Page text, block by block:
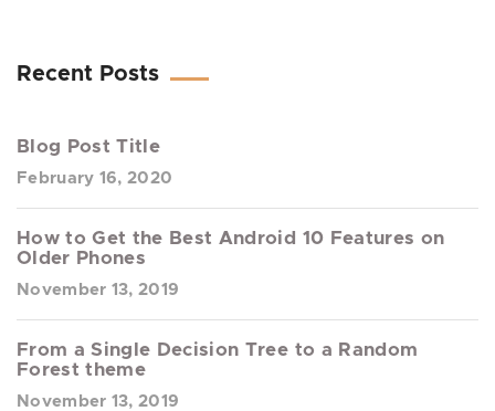
Recent Posts
Blog Post Title
February 16, 2020
How to Get the Best Android 10 Features on
Older Phones
November 13, 2019
From a Single Decision Tree to a Random
Forest theme
November 13, 2019